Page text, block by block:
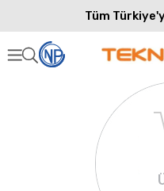
Tüm